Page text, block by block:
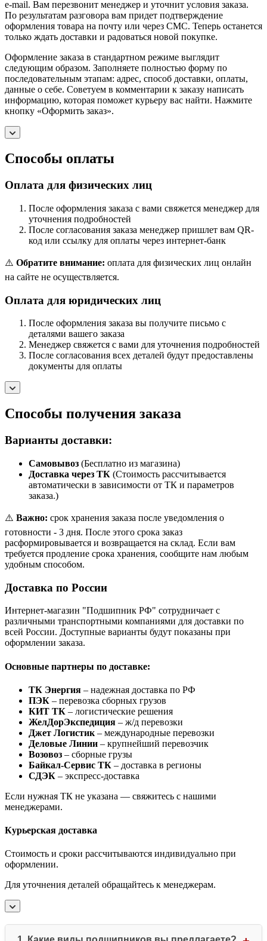
e-mail. Вам перезвонит менеджер и уточнит условия заказа.
По результатам разговора вам придет подтверждение
оформления товара на почту или через СМС. Теперь останется
только ждать доставки и радоваться новой покупке.
Оформление заказа в стандартном режиме выглядит
следующим образом. Заполняете полностью форму по
последовательным этапам: адрес, способ доставки, оплаты,
данные о себе. Советуем в комментарии к заказу написать
информацию, которая поможет курьеру вас найти. Нажмите
кнопку «Оформить заказ».
Способы оплаты
Оплата для физических лиц
После оформления заказа с вами свяжется менеджер для
уточнения подробностей
После согласования заказа менеджер пришлет вам QR-
код или ссылку для оплаты через интернет-банк
⚠️ Обратите внимание: оплата для физических лиц онлайн
на сайте не осуществляется.
Оплата для юридических лиц
После оформления заказа вы получите письмо с
деталями вашего заказа
Менеджер свяжется с вами для уточнения подробностей
После согласования всех деталей будут предоставлены
документы для оплаты
Способы получения заказа
Варианты доставки:
Самовывоз (Бесплатно из магазина)
Доставка через ТК (Стоимость рассчитывается
автоматически в зависимости от ТК и параметров
заказа.)
⚠️ Важно: срок хранения заказа после уведомления о
готовности - 3 дня. После этого срока заказ
расформировывается и возвращается на склад. Если вам
требуется продление срока хранения, сообщите нам любым
удобным способом.
Доставка по России
Интернет-магазин "Подшипник РФ" сотрудничает с
различными транспортными компаниями для доставки по
всей России. Доступные варианты будут показаны при
оформлении заказа.
Основные партнеры по доставке:
ТК Энергия – надежная доставка по РФ
ПЭК – перевозка сборных грузов
КИТ ТК – логистические решения
ЖелДорЭкспедиция – ж/д перевозки
Джет Логистик – международные перевозки
Деловые Линии – крупнейший перевозчик
Возовоз – сборные грузы
Байкал-Сервис ТК – доставка в регионы
СДЭК – экспресс-доставка
Если нужная ТК не указана — свяжитесь с нашими
менеджерами.
Курьерская доставка
Стоимость и сроки рассчитываются индивидуально при
оформлении.
Для уточнения деталей обращайтесь к менеджерам.